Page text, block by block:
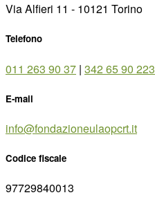
Via Alfieri 11 - 10121 Torino
Telefono
011 263 90 37 | 342 65 90 223
E-mail
info@fondazioneulaopcrt.it
Codice fiscale
97729840013